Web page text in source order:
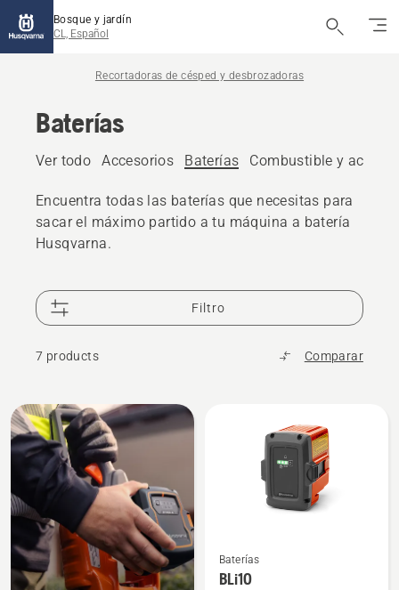
Bosque y jardín
CL, Español
Recortadoras de césped y desbrozadoras
Baterías
Ver todo Accesorios Baterías Combustible y aceite
Encuentra todas las baterías que necesitas para
sacar el máximo partido a tu máquina a batería
Husqvarna.
Filtro
7 products Comparar
All
products
Ver
más
Baterías
BLi10